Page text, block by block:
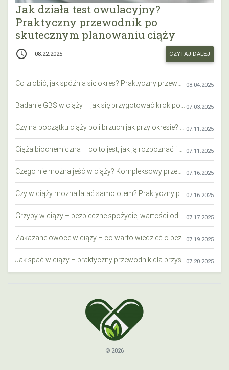
Jak działa test owulacyjny?
Praktyczny przewodnik po
skutecznym planowaniu ciąży
access_time 08.22.2025 CZYTAJ DALEJ
08.04.2025
07.03.2025
07.11.2025
07.11.2025
07.16.2025
07.16.2025
07.17.2025
07.19.2025
07.20.2025
© 2026